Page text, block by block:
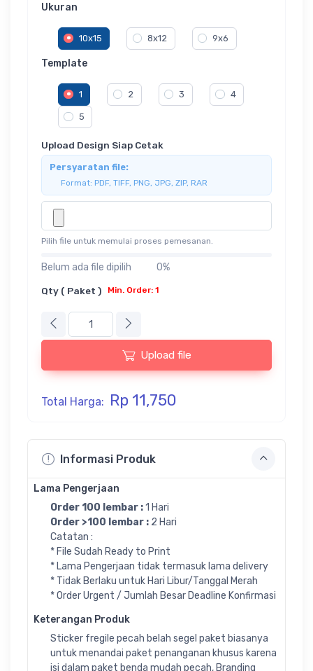
Informasi Produk
Lama Pengerjaan
Order 100 lembar :1 Hari
Order >100 lembar : 2 Hari
Catatan :
* File Sudah Ready to Print
* Lama Pengerjaan tidak termasuk lama delivery
* Tidak Berlaku untuk Hari Libur/Tanggal Merah
* Order Urgent / Jumlah Besar Deadline Konfirmasi
Keterangan Produk
Sticker fregile pecah belah segel paket biasanya
untuk menandai paket penanganan khusus karena
isi dalam paket benda mudah pecah, Branding
Ukuran
10x15 8x12 9x6
Template
1 2 3 4
5
Upload Design Siap Cetak
Persyaratan file:
Format: PDF, TIFF, PNG, JPG, ZIP, RAR
Pilih file untuk memulai proses pemesanan.
0%
Belum ada file dipilih
Qty ( Paket ) Min. Order: 1
Upload file
Total Harga: Rp 11,750